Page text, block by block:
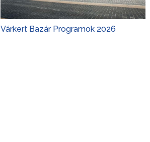
Várkert Bazár Programok 2026